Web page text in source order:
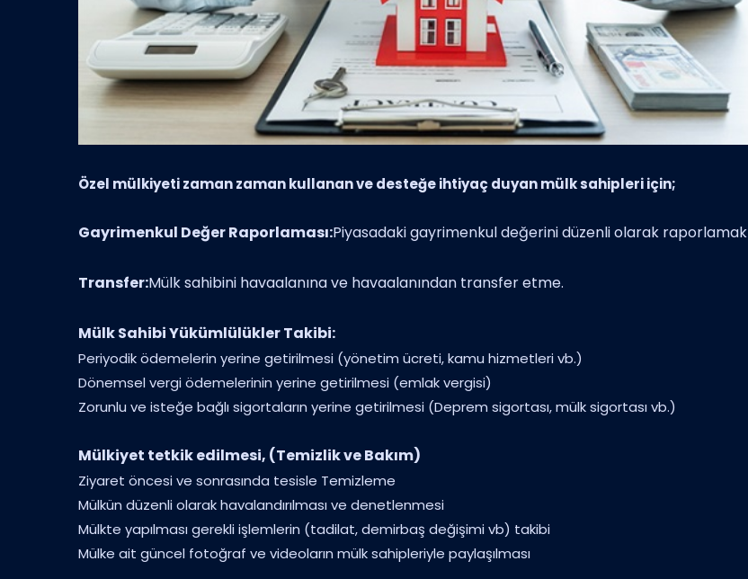
Özel mülkiyeti zaman zaman kullanan ve desteğe ihtiyaç duyan mülk sahipleri için;
Gayrimenkul Değer Raporlaması:Piyasadaki gayrimenkul değerini düzenli olarak raporlamak
Transfer:Mülk sahibini havaalanına ve havaalanından transfer etme.
Mülk Sahibi Yükümlülükler Takibi:
Periyodik ödemelerin yerine getirilmesi (yönetim ücreti, kamu hizmetleri vb.)
Dönemsel vergi ödemelerinin yerine getirilmesi (emlak vergisi)
Zorunlu ve isteğe bağlı sigortaların yerine getirilmesi (Deprem sigortası, mülk sigortası vb.)
Mülkiyet tetkik edilmesi, (Temizlik ve Bakım)
Ziyaret öncesi ve sonrasında tesisle Temizleme
Mülkün düzenli olarak havalandırılması ve denetlenmesi
Mülkte yapılması gerekli işlemlerin (tadilat, demirbaş değişimi vb) takibi
Mülke ait güncel fotoğraf ve videoların mülk sahipleriyle paylaşılması